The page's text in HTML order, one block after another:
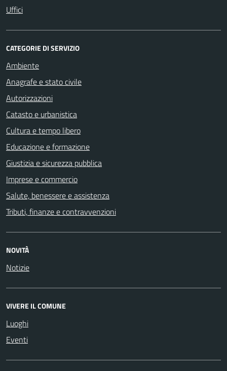
Uffici
CATEGORIE DI SERVIZIO
Ambiente
Anagrafe e stato civile
Autorizzazioni
Catasto e urbanistica
Cultura e tempo libero
Educazione e formazione
Giustizia e sicurezza pubblica
Imprese e commercio
Salute, benessere e assistenza
Tributi, finanze e contravvenzioni
NOVITÀ
Notizie
VIVERE IL COMUNE
Luoghi
Eventi